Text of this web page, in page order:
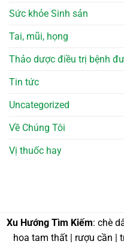
Sức khỏe Sinh sản
Tai, mũi, họng
Thảo dược điều trị bệnh
Tin tức
Uncategorized
Về Chúng Tôi
Vị thuốc hay
Xu Hướng Tìm Kiếm: chè
hoa tam thất | rượu cần |